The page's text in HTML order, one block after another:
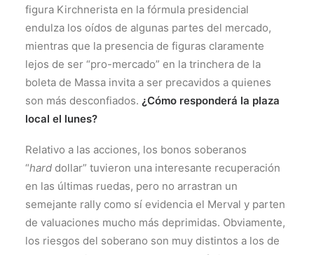
figura Kirchnerista en la fórmula presidencial
endulza los oídos de algunas partes del mercado,
mientras que la presencia de figuras claramente
lejos de ser “pro-mercado” en la trinchera de la
boleta de Massa invita a ser precavidos a quienes
son más desconfiados. ¿Cómo responderá la plaza
local el lunes?
Relativo a las acciones, los bonos soberanos
“hard dollar” tuvieron una interesante recuperación
en las últimas ruedas, pero no arrastran un
semejante rally como sí evidencia el Merval y parten
de valuaciones mucho más deprimidas. Obviamente,
los riesgos del soberano son muy distintos a los de